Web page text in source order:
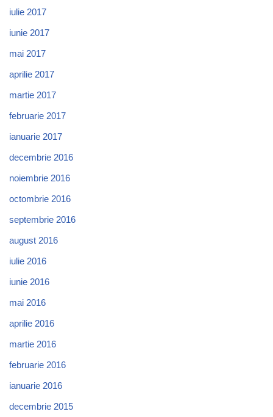
iulie 2017
iunie 2017
mai 2017
aprilie 2017
martie 2017
februarie 2017
ianuarie 2017
decembrie 2016
noiembrie 2016
octombrie 2016
septembrie 2016
august 2016
iulie 2016
iunie 2016
mai 2016
aprilie 2016
martie 2016
februarie 2016
ianuarie 2016
decembrie 2015